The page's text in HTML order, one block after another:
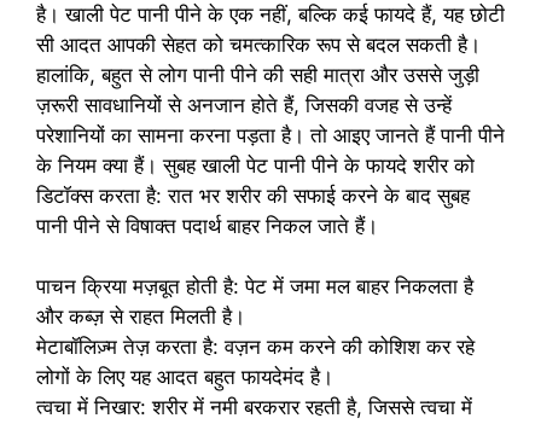
है। खाली पेट पानी पीने के एक नहीं, बल्कि कई फायदे हैं, यह छोटी
सी आदत आपकी सेहत को चमत्कारिक रूप से बदल सकती है।
हालांकि, बहुत से लोग पानी पीने की सही मात्रा और उससे जुड़ी
ज़रूरी सावधानियों से अनजान होते हैं, जिसकी वजह से उन्हें
परेशानियों का सामना करना पड़ता है। तो आइए जानते हैं पानी पीने
के नियम क्या हैं। सुबह खाली पेट पानी पीने के फायदे शरीर को
डिटॉक्स करता है: रात भर शरीर की सफाई करने के बाद सुबह
पानी पीने से विषाक्त पदार्थ बाहर निकल जाते हैं।
पाचन क्रिया मज़बूत होती है: पेट में जमा मल बाहर निकलता है
और कब्ज़ से राहत मिलती है।
मेटाबॉलिज़्म तेज़ करता है: वज़न कम करने की कोशिश कर रहे
लोगों के लिए यह आदत बहुत फायदेमंद है।
त्वचा में निखार: शरीर में नमी बरकरार रहती है, जिससे त्वचा में